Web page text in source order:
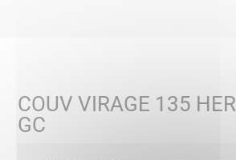
COUV VIRAGE 135
GC